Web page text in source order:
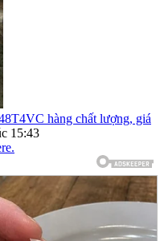
hàng chất lượng, giá
15:43